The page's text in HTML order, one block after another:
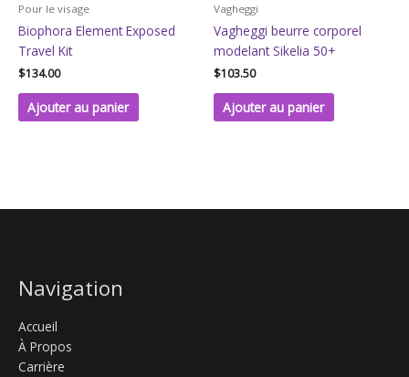
Pour le visage
Biophora Element Exposed
Travel Kit
$134.00
Ajouter au panier
Vagheggi
Vagheggi beurre corporel
modelant Sikelia 50+
$103.50
Ajouter au panier
Navigation
Accueil
À Propos
Carrière